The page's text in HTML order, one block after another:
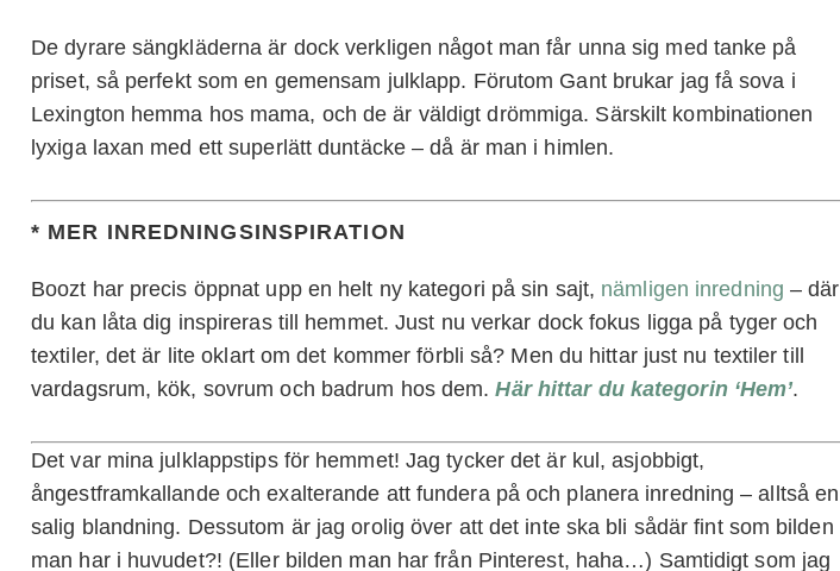
De dyrare sängkläderna är dock verkligen något man får unna sig med tanke på
priset, så perfekt som en gemensam julklapp. Förutom Gant brukar jag få sova i
Lexington hemma hos mama, och de är väldigt drömmiga. Särskilt kombinationen
lyxiga laxan med ett superlätt duntäcke – då är man i himlen.
* MER INREDNINGSINSPIRATION
Boozt har precis öppnat upp en helt ny kategori på sin sajt, nämligen inredning – där
du kan låta dig inspireras till hemmet. Just nu verkar dock fokus ligga på tyger och
textiler, det är lite oklart om det kommer förbli så? Men du hittar just nu textiler till
vardagsrum, kök, sovrum och badrum hos dem.Här hittar du kategorin ‘Hem’.
Det var mina julklappstips för hemmet! Jag tycker det är kul, asjobbigt,
ångestframkallande och exalterande att fundera på och planera inredning – alltså en
salig blandning. Dessutom är jag orolig över att det inte ska bli sådär fint som bilden
man har i huvudet?! (Eller bilden man har från Pinterest, haha…) Samtidigt som jag